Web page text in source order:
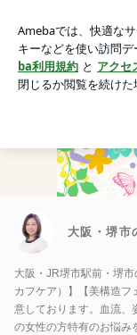
アプリをダウンロ
ょう。
大阪・堺市
大阪・JR堺市駅前・堺
カフケア）】【美構造フ
意しております。血流、
の女性の方特有のお悩み